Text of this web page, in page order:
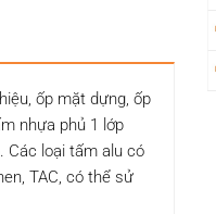
ốp mặt dựng, ốp
nhựa phủ 1 lớp
Các loại tấm alu có
TAC, có thể sử